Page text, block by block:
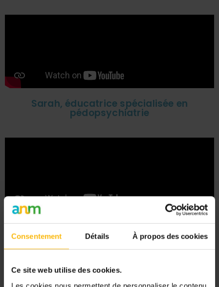
Consentement Détails À propos des cookies
Ce site web utilise des cookies.
Sarah, éducatrice spécialisée en
pédopsychiatrie
Cristina, psychologue clinicienne et
sexologue